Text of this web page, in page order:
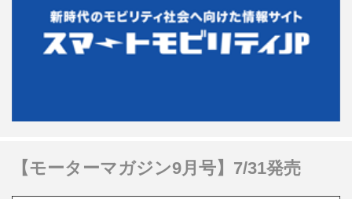
【モーターマガジン9月号】7/31発売